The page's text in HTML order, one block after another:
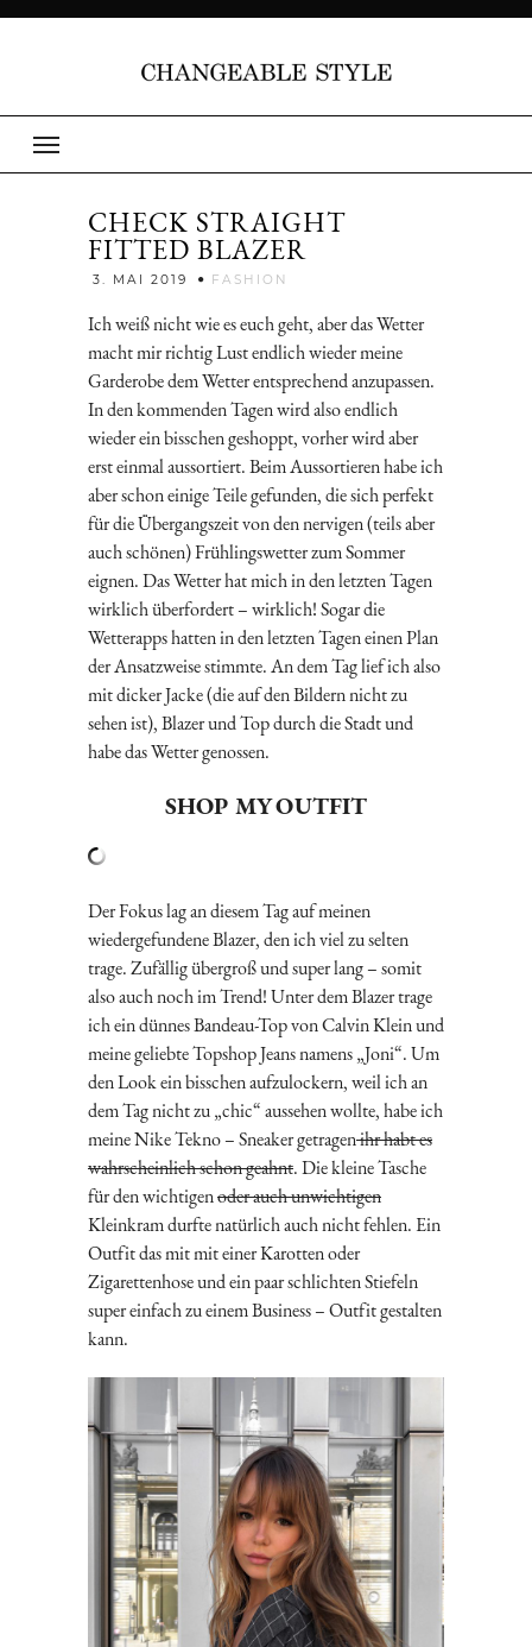
CHECK STRAIGHT
FITTED BLAZER
3. MAI 2019 FASHION
Ich weiß nicht wie es euch geht, aber das Wetter
macht mir richtig Lust endlich wieder meine
Garderobe dem Wetter entsprechend anzupassen.
In den kommenden Tagen wird also endlich
wieder ein bisschen geshoppt, vorher wird aber
erst einmal aussortiert. Beim Aussortieren habe ich
aber schon einige Teile gefunden, die sich perfekt
für die Übergangszeit von den nervigen (teils aber
auch schönen) Frühlingswetter zum Sommer
eignen. Das Wetter hat mich in den letzten Tagen
wirklich überfordert – wirklich! Sogar die
Wetterapps hatten in den letzten Tagen einen Plan
der Ansatzweise stimmte. An dem Tag lief ich also
mit dicker Jacke (die auf den Bildern nicht zu
sehen ist), Blazer und Top durch die Stadt und
habe das Wetter genossen.
SHOP MY OUTFIT
Der Fokus lag an diesem Tag auf meinen
wiedergefundene Blazer, den ich viel zu selten
trage. Zufällig übergroß und super lang – somit
also auch noch im Trend! Unter dem Blazer trage
ich ein dünnes Bandeau-Top von Calvin Klein und
meine geliebte Topshop Jeans namens „Joni“. Um
den Look ein bisschen aufzulockern, weil ich an
dem Tag nicht zu „chic“ aussehen wollte, habe ich
meine Nike Tekno – Sneaker getragenihr habt es
wahrscheinlich schon geahnt. Die kleine Tasche
für den wichtigenoder auch unwichtigen
Kleinkram durfte natürlich auch nicht fehlen. Ein
Outfit das mit mit einer Karotten oder
Zigarettenhose und ein paar schlichten Stiefeln
super einfach zu einem Business – Outfit gestalten
kann.